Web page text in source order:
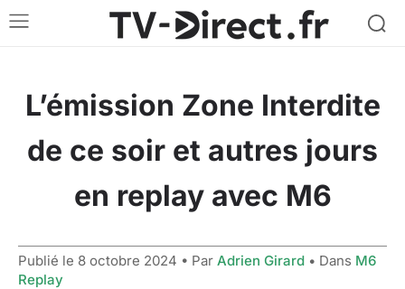
L’émission Zone Interdite
de ce soir et autres jours
en replay avec M6
Publié le 8 octobre 2024 • Par Adrien Girard • Dans M6
Replay